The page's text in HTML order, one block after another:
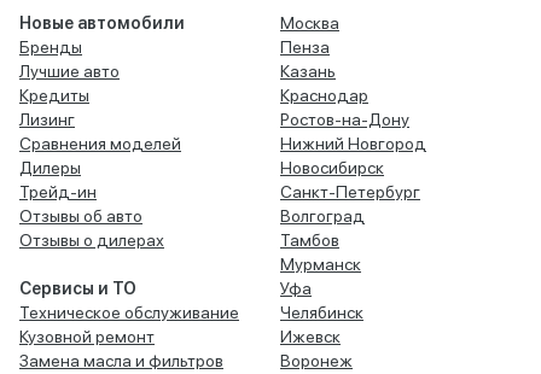
Новые автомобили
Бренды
Лучшие авто
Кредиты
Лизинг
Сравнения моделей
Дилеры
Трейд-ин
Отзывы об авто
Отзывы о дилерах
Сервисы и ТО
Техническое обслуживание
Кузовной ремонт
Замена масла и фильтров
Москва
Пенза
Казань
Краснодар
Ростов-на-Дону
Нижний Новгород
Новосибирск
Санкт-Петербург
Волгоград
Тамбов
Мурманск
Уфа
Челябинск
Ижевск
Воронеж